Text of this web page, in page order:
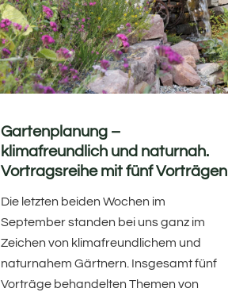
Gartenplanung –
klimafreundlich und naturnah.
Vortragsreihe mit fünf Vorträgen
Die letzten beiden Wochen im
September standen bei uns ganz im
Zeichen von klimafreundlichem und
naturnahem Gärtnern. Insgesamt fünf
Vorträge behandelten Themen von